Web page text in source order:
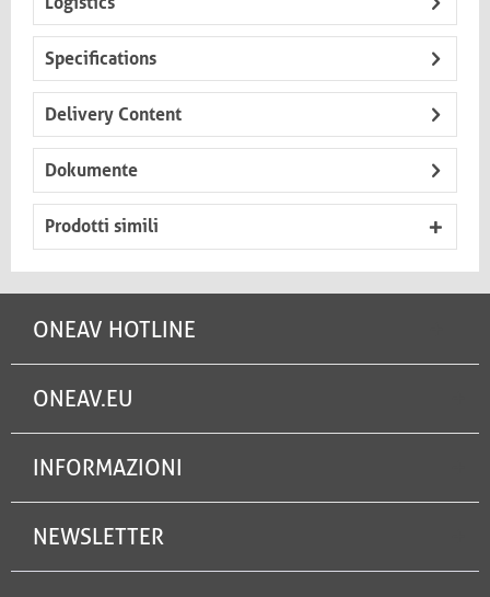
Specifications
Delivery Content
Dokumente
Prodotti simili
ONEAV HOTLINE
ONEAV.EU
INFORMAZIONI
NEWSLETTER